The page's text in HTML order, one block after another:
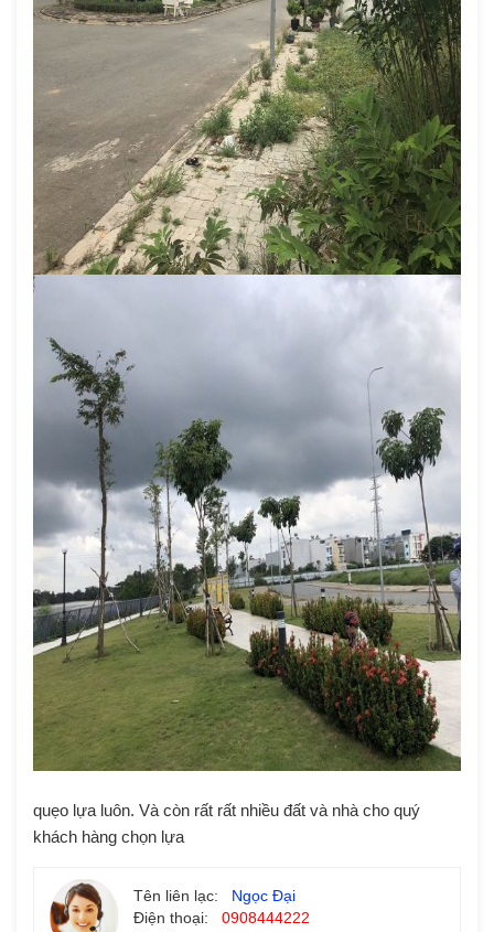
quẹo lựa luôn. Và còn rất rất nhiều đất và nhà cho quý
khách hàng chọn lựa
Tên liên lạc: Ngọc Đại
Điện thoại: 0908444222